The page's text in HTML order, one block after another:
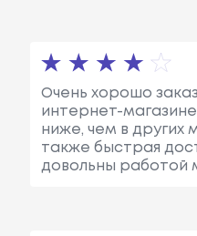
Очень хорошо
интернет-
ниже, чем в других
также быстрая
довольны работой